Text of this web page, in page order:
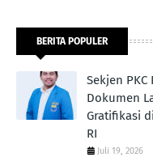
BERITA POPULER
Sekjen
Dokumen
Gratifikasi
RI
Juli 19, 2026